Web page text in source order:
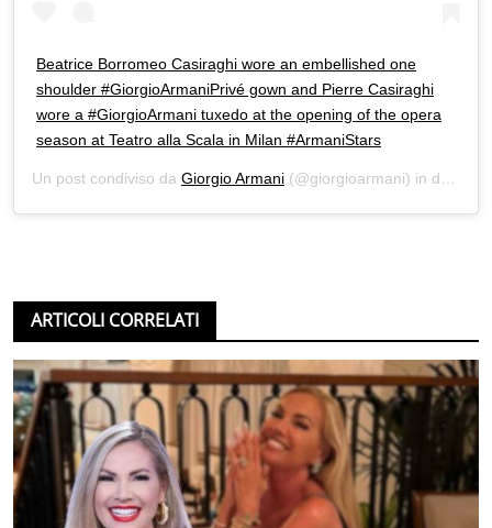
Beatrice Borromeo Casiraghi wore an embellished one
shoulder #GiorgioArmaniPrivé gown and Pierre Casiraghi
wore a #GiorgioArmani tuxedo at the opening of the opera
season at Teatro alla Scala in Milan #ArmaniStars
Un post condiviso da Giorgio Armani (@giorgioarmani) in data:
ARTICOLI CORRELATI